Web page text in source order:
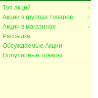
>
Топ акций
>
Акции в группах товаров
>
Акции в магазинах
Рассылка
Обсуждаемые Акции
Популярные товары